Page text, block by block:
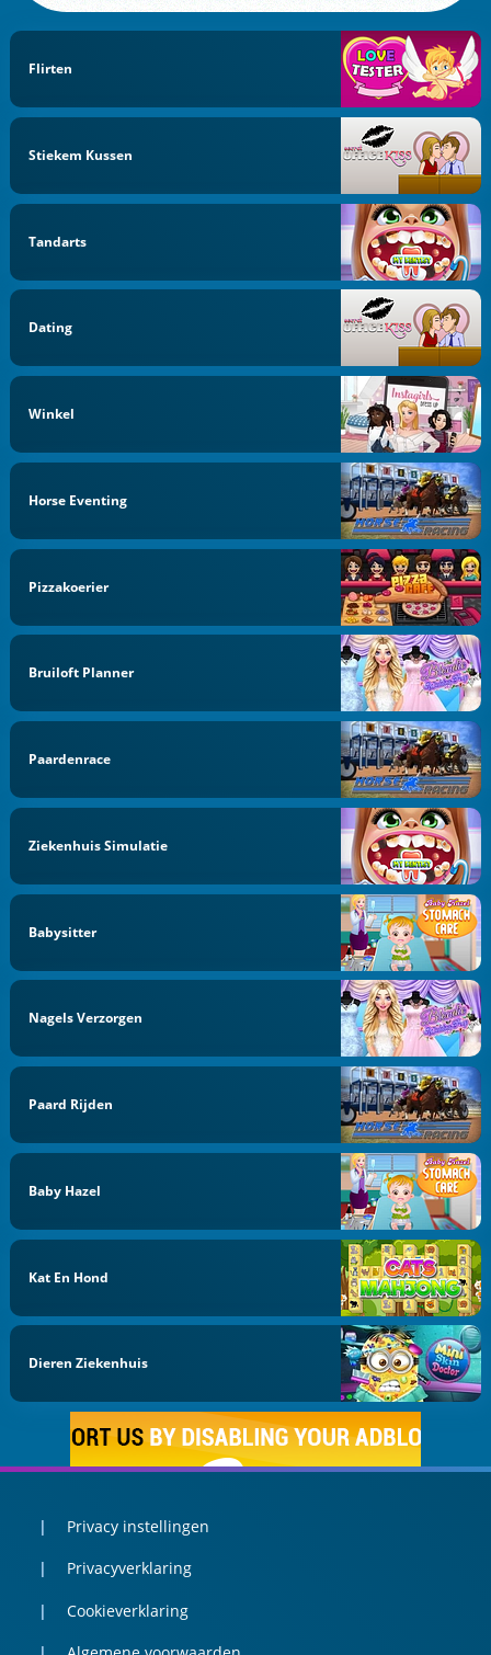
Flirten
Stiekem Kussen
Tandarts
Dating
Winkel
Horse Eventing
Pizzakoerier
Bruiloft Planner
Paardenrace
Ziekenhuis Simulatie
Babysitter
Nagels Verzorgen
Paard Rijden
Baby Hazel
Kat En Hond
Dieren Ziekenhuis
Privacy instellingen
Privacyverklaring
Cookieverklaring